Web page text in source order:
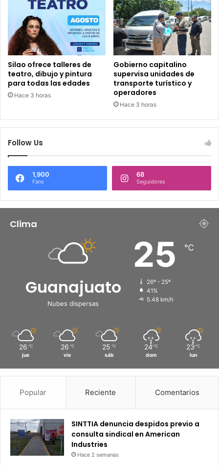
Silao ofrece talleres de
teatro, dibujo y pintura
para todas las edades
Hace 3 horas
Gobierno capitalino
supervisa unidades de
transporte turístico y
operadores
Hace 3 horas
Follow Us
1,900
Fans
68
Seguidores
Clima
Guanajuato
Nubes dispersas
25 ℃
26º - 25º
41%
5.48 km/h
26 ℃
jue
26 ℃
vie
25 ℃
sáb
24 ℃
dom
23 ℃
lun
Popular Reciente Comentarios
SINTTIA denuncia despidos previo a
consulta sindical en American
Industries
Hace 2 semanas